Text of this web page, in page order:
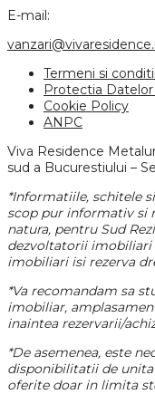
E-mail:
Termeni si conditii
Protectia
Cookie Policy
ANPC
Viva Residence
sud a Bucurestiului –
*Informatiile, schitele
scop pur informativ si
natura, pentru Sud
dezvoltatorii
imobiliari isi rezerva
*Va recomandam sa
imobiliar,
inaintea rezervarii/
*De asemenea, este
disponibilitatii de
oferite doar in limita